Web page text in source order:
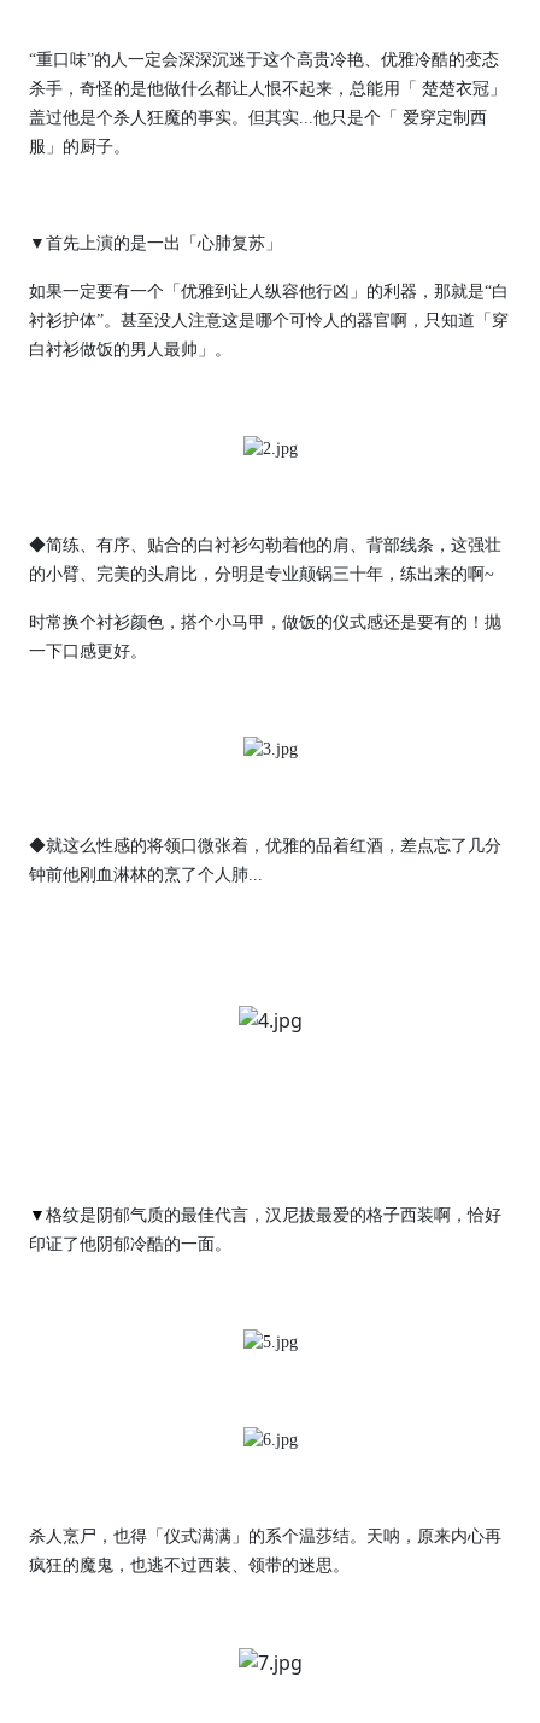
“重口味”的人一定会深深沉迷于这个高贵冷艳、优雅冷酷的变态
杀手，奇怪的是他做什么都让人恨不起来，总能用「 楚楚衣冠」
盖过他是个杀人狂魔的事实。但其实...他只是个「 爱穿定制西
服」的厨子。
▼首先上演的是一出「心肺复苏」
如果一定要有一个「优雅到让人纵容他行凶」的利器，那就是“白
衬衫护体”。甚至没人注意这是哪个可怜人的器官啊，只知道「穿
白衬衫做饭的男人最帅」。
◆简练、有序、贴合的白衬衫勾勒着他的肩、背部线条，这强壮
的小臂、完美的头肩比，分明是专业颠锅三十年，练出来的啊~
时常换个衬衫颜色，搭个小马甲，做饭的仪式感还是要有的！抛
一下口感更好。
◆就这么性感的将领口微张着，优雅的品着红酒，差点忘了几分
钟前他刚血淋林的烹了个人肺...
▼ 格纹是阴郁气质的最佳代言，汉尼拔最爱的格子西装啊，恰好
印证了他阴郁冷酷的一面。
杀人烹尸，也得「仪式满满」的系个温莎结。天呐，原来内心再
疯狂的魔鬼，也逃不过西装、领带的迷思。